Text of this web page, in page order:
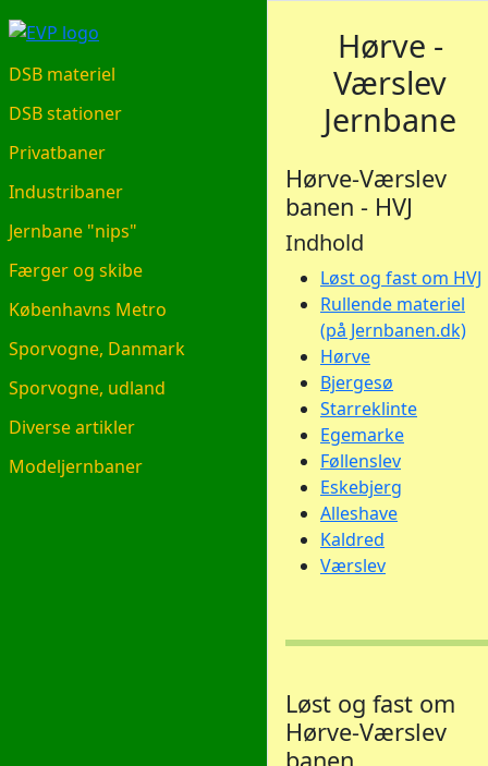
EVP.DK
DSB materiel
DSB stationer
Privatbaner
Industribaner
Jernbane "nips"
Færger og skibe
Københavns Metro
Sporvogne, Danmark
Sporvogne, udland
Diverse artikler
Modeljernbaner
Hørve -
Værslev
Jernbane
Hørve-Værslev
banen - HVJ
Indhold
Løst og fast om HVJ
Rullende materiel
(på Jernbanen.dk)
Hørve
Bjergesø
Starreklinte
Egemarke
Føllenslev
Eskebjerg
Alleshave
Kaldred
Værslev
Løst og fast om
Hørve-Værslev